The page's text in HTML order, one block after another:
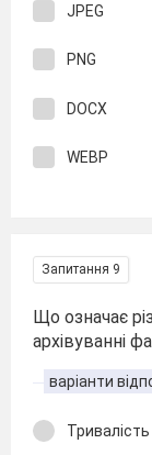
JPEG
PNG
DOCX
WEBP
Запитання 9
Що означає
архівуванні
варіанти